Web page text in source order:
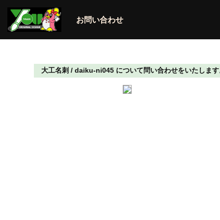
お問い合わせ
大工名刺 / daiku-ni045 について問い合わせをいたします